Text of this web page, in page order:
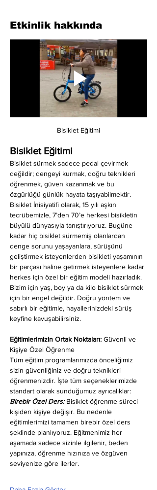
Etkinlik hakkında
Bisiklet Eğitimi
Bisiklet Eğitimi
Bisiklet sürmek sadece pedal çevirmek
değildir; dengeyi kurmak, doğru teknikleri
öğrenmek, güven kazanmak ve bu
özgürlüğü günlük hayata taşıyabilmektir.
Bisiklet İnisiyatifi olarak, 15 yılı aşkın
tecrübemizle, 7’den 70’e herkesi bisikletin
büyülü dünyasıyla tanıştırıyoruz. Bugüne
kadar hiç bisiklet sürmemiş olanlardan
denge sorunu yaşayanlara, sürüşünü
geliştirmek isteyenlerden bisikleti yaşamının
bir parçası haline getirmek isteyenlere kadar
herkes için özel bir eğitim modeli hazırladık.
Bizim için yaş, boy ya da kilo bisiklet sürmek
için bir engel değildir. Doğru yöntem ve
sabırlı bir eğitimle, hayallerinizdeki sürüş
keyfine kavuşabilirsiniz.
Eğitimlerimizin Ortak Noktaları: Güvenli ve
Kişiye Özel Öğrenme
Tüm eğitim programlarımızda önceliğimiz
sizin güvenliğiniz ve doğru teknikleri
öğrenmenizdir. İşte tüm seçeneklerimizde
standart olarak sunduğumuz ayrıcalıklar:
Birebir Özel Ders: Bisiklet öğrenme süreci
kişiden kişiye değişir. Bu nedenle
eğitimlerimizi tamamen birebir özel ders
şeklinde planlıyoruz. Eğitmenimiz her
aşamada sadece sizinle ilgilenir, beden
yapınıza, öğrenme hızınıza ve özgüven
seviyenize göre ilerler.